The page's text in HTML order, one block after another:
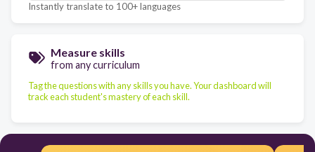
Instantly translate to 100+ languages
Measure skills
from any curriculum
Tag the questions with any skills you have. Your dashboard will
track each student's mastery of each skill.